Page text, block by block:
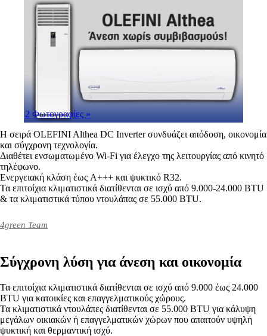
2 Φωτογραφίες »
Η σειρά OLEFINI Althea DC Inverter συνδυάζει απόδοση, οικονομία
και σύγχρονη τεχνολογία.
Διαθέτει ενσωματωμένο Wi-Fi για έλεγχο της λειτουργίας από κινητό
τηλέφωνο.
Ενεργειακή κλάση έως A+++ και ψυκτικό R32.
Τα επιτοίχια κλιματιστικά διατίθενται σε ισχύ από 9.000-24.000 BTU
& τα κλιματιστικά τύπου ντουλάπας σε 55.000 BTU.
4green Team
Σύγχρονη λύση για άνεση και οικονομία
Τα επιτοίχια κλιματιστικά διατίθενται σε ισχύ από 9.000 έως 24.000
BTU για κατοικίες και επαγγελματικούς χώρους.
Τα κλιματιστικά ντουλάπες διατίθενται σε 55.000 BTU για κάλυψη
μεγάλων οικιακών ή επαγγελματικών χώρων που απαιτούν υψηλή
ψυκτική και θερμαντική ισχύ.